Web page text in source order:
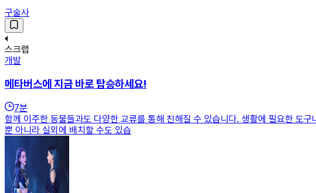
구술사
스크랩
개발
메타버스에 지금 바로 탑승하세요!
7분
함께 이주한 동물들과도 다양한 교류를 통해 친해질 수 있습니다. 생활에 필요한
뿐 아니라 실외에 배치할 수도 있습